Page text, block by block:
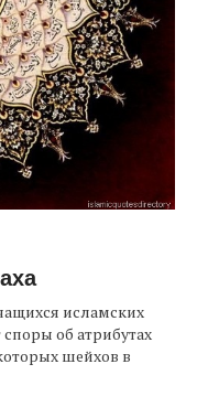
исламских
об атрибутах
шейхов в